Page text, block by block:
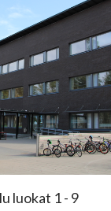
luokat 1 - 9